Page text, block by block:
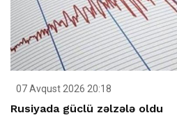
07 Avqust 2026 20:18
Rusiyada güclü zəlzələ oldu